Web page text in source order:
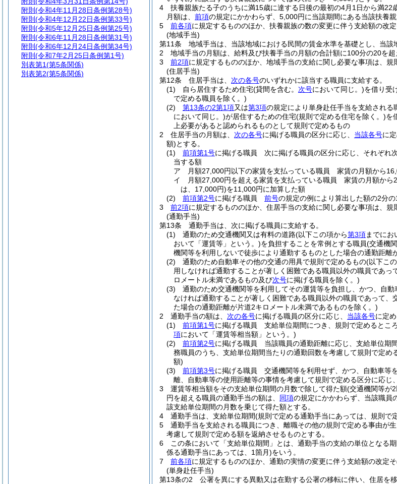
4
扶養親族たる子のうちに満15歳に達する日後の最初の4月1日から満
月額は、 前項の規定にかかわらず、5,000円に当該期間にある当該扶養
5
前各項に規定するもののほか、扶養親族の数の変更に伴う支給額の改
(地域手当)
第11条
地域手当は、当該地域における民間の賃金水準を基礎とし、当
2
地域手当の月額は、給料及び扶養手当の月額の合計額に100分の20を
3
前2項に規定するもののほか、地域手当の支給に関し必要な事項は、規
(住居手当)
第12条
住居手当は、 次の各号のいずれかに該当する職員に支給する。
(1)
自ら居住するため住宅(貸間を含む。 次号において同じ。)を借り受
で定める職員を除く。)
(2)
第13条の2第1項又は第3項の規定により単身赴任手当を支給される
において同じ。)が居住するための住宅(規則で定める住宅を除く。)を
上必要があると認められるものとして規則で定めるもの
2
住居手当の月額は、 次の各号に掲げる職員の区分に応じ、 当該各号に
額)とする。
(1)
前項第1号に掲げる職員 次に掲げる職員の区分に応じ、それぞれ
当する額
ア
月額27,000円以下の家賃を支払っている職員 家賃の月額から
イ
月額27,000円を超える家賃を支払っている職員 家賃の月額から
は、17,000円)を11,000円に加算した額
(2)
前項第2号に掲げる職員 前号の規定の例により算出した額の2分
3
前2項に規定するもののほか、住居手当の支給に関し必要な事項は、規
(通勤手当)
第13条
通勤手当は、次に掲げる職員に支給する。
(1)
通勤のため交通機関又は有料の道路(以下この項から第3項までにお
おいて「運賃等」という。)を負担することを常例とする職員(交通機
機関等を利用しないで徒歩により通勤するものとした場合の通勤距離
(2)
通勤のため自動車その他の交通の用具で規則で定めるもの(以下こ
用しなければ通勤することが著しく困難である職員以外の職員であ
ロメートル未満であるもの及び次号に掲げる職員を除く。)
(3)
通勤のため交通機関等を利用してその運賃等を負担し、かつ、自
なければ通勤することが著しく困難である職員以外の職員であって
た場合の通勤距離が片道2キロメートル未満であるものを除く。)
2
通勤手当の額は、 次の各号に掲げる職員の区分に応じ、 当該各号に定
(1)
前項第1号に掲げる職員 支給単位期間につき、規則で定めるとこ
項において「運賃等相当額」という。)
(2)
前項第2号に掲げる職員 当該職員の通勤距離に応じ、支給単位期
務職員のうち、支給単位期間当たりの通勤回数を考慮して規則で定
額)
(3)
前項第3号に掲げる職員 交通機関等を利用せず、かつ、自動車等
離、自動車等の使用距離等の事情を考慮して規則で定める区分に応じ、
3
運賃等相当額をその支給単位期間の月数で除して得た額(交通機関等が
円を超える職員の通勤手当の額は、 同項の規定にかかわらず、当該職員
該支給単位期間の月数を乗じて得た額とする。
4
通勤手当は、支給単位期間(規則で定める通勤手当にあっては、規則で
5
通勤手当を支給される職員につき、離職その他の規則で定める事由が
考慮して規則で定める額を返納させるものとする。
6
この条において「支給単位期間」とは、通勤手当の支給の単位となる
係る通勤手当にあっては、1箇月)をいう。
7
前各項に規定するもののほか、通勤の実情の変更に伴う支給額の改定
(単身赴任手当)
第13条の2
公署を異にする異動又は在勤する公署の移転に伴い、住居を
附則 (令和4年11月28日条例第28号)
附則 (令和4年12月22日条例第33号)
附則 (令和5年12月25日条例第25号)
附則 (令和6年11月28日条例第31号)
附則 (令和6年12月24日条例第34号)
附則 (令和7年2月25日条例第1号)
別表第1(第5条関係)
別表第2(第5条関係)